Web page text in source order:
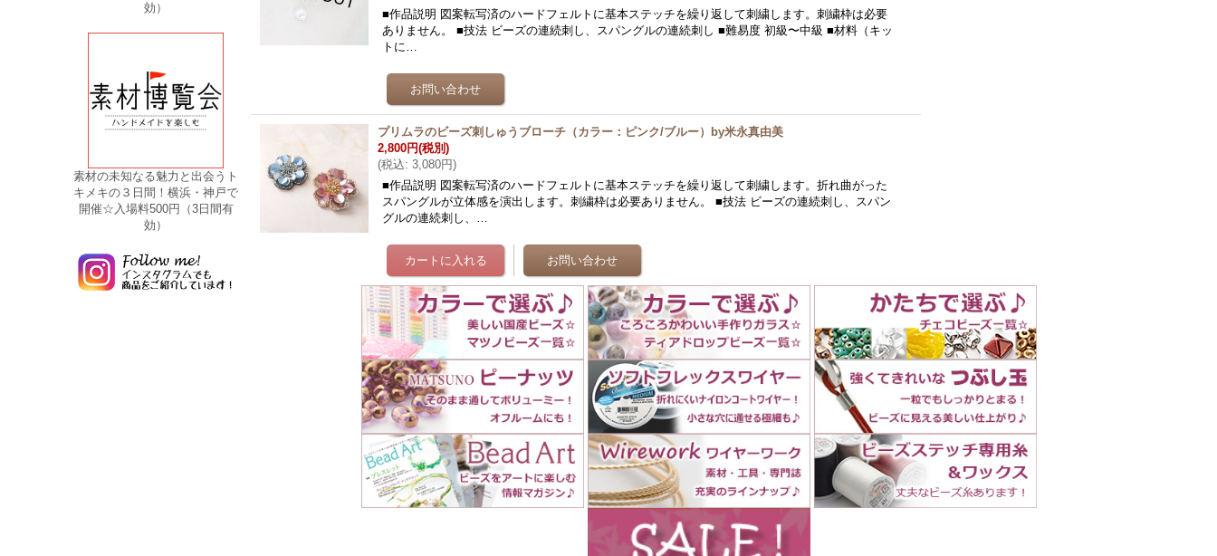
効）
素材の未知なる魅力と出会うト
キメキの３日間！横浜・神戸で
開催☆入場料500円（3日間有
効）
■作品説明 図案転写済のハードフェルトに基本ステッチを繰り返して刺繍します。刺繍枠は必要
ありません。 ■技法 ビーズの連続刺し、スパングルの連続刺し ■難易度 初級〜中級 ■材料（キッ
トに…
プリムラのビーズ刺しゅうブローチ（カラー：ピンク/ブルー）by米永真由美
2,800円(税別)
(税込: 3,080円)
■作品説明 図案転写済のハードフェルトに基本ステッチを繰り返して刺繍します。折れ曲がった
スパングルが立体感を演出します。刺繍枠は必要ありません。 ■技法 ビーズの連続刺し、スパン
グルの連続刺し、…